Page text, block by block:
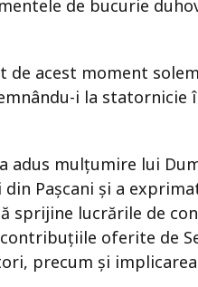
de bucurie
de acest moment
i la statornicie
adus mulțumire lui
Pașcani și a
sprijine lucrările de
oferite de
precum și